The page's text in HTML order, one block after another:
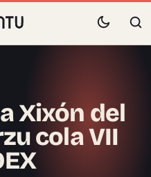
Xixón del
cola VII